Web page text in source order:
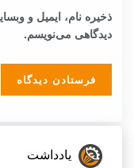
ذخیره نام، ایمیل و
دیدگاهی می‌نویسم.
یادداشت